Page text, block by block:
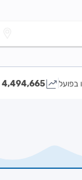
בפועל 4,494,665